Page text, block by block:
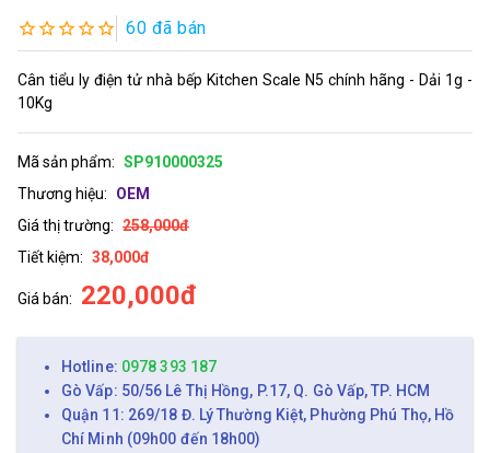
60 đã bán
Cân tiểu ly điện tử nhà bếp Kitchen Scale N5 chính hãng - Dải 1g -
10Kg
Mã sản phẩm: SP910000325
Thương hiệu:
OEM
Giá thị trường: 258,000đ
Tiết kiệm: 38,000đ
Giá bán: 220,000đ
Hotline: 0978 393 187
Gò Vấp: 50/56 Lê Thị Hồng, P.17, Q. Gò Vấp, TP. HCM
Quận 11: 269/18 Đ. Lý Thường Kiệt, Phường Phú Thọ, Hồ
Chí Minh (09h00 đến 18h00)